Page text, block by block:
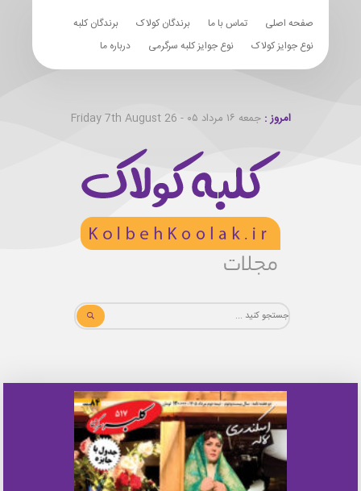
صفحه اصلی تماس با ما برندگان کولاک
برندگان کلبه
نوع جوایز کولاک
نوع جوایز کلبه سرگرمی درباره ما
امروز :جمعه ۱۶ مرداد ۰۵ - Friday 7th August 26